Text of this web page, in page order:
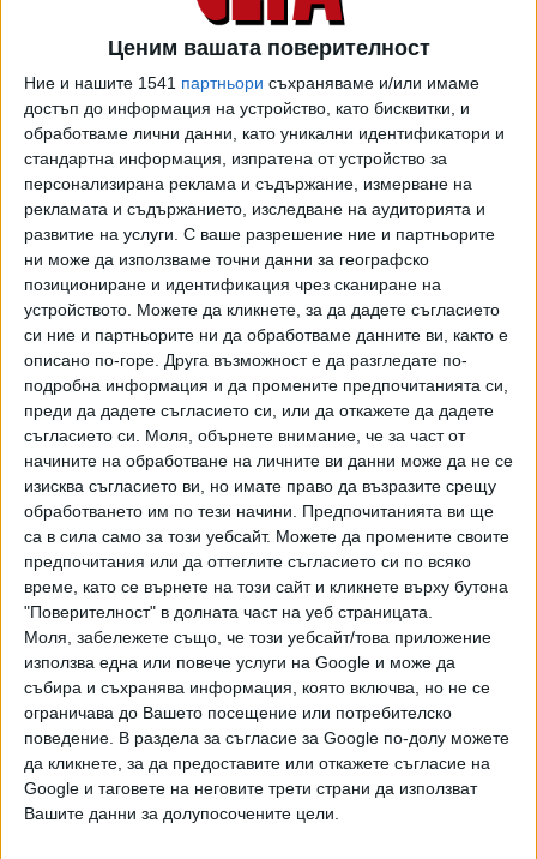
Ценим вашата поверителност
Ние и нашите 1541 партньори съхраняваме и/или имаме
достъп до информация на устройство, като бисквитки, и
обработваме лични данни, като уникални идентификатори и
стандартна информация, изпратена от устройство за
персонализирана реклама и съдържание, измерване на
рекламата и съдържанието, изследване на аудиторията и
развитие на услуги. С ваше разрешение ние и партньорите
ни може да използваме точни данни за географско
позициониране и идентификация чрез сканиране на
устройството. Можете да кликнете, за да дадете съгласието
си ние и партньорите ни да обработваме данните ви, както е
описано по-горе. Друга възможност е да разгледате по-
подробна информация и да промените предпочитанията си,
преди да дадете съгласието си, или да откажете да дадете
съгласието си.
Моля, обърнете внимание, че за част от
начините на обработване на личните ви данни може да не се
изисква съгласието ви, но имате право да възразите срещу
обработването им по тези начини. Предпочитанията ви ще
са в сила само за този уебсайт. Можете да промените своите
предпочитания или да оттеглите съгласието си по всяко
време, като се върнете на този сайт и кликнете върху бутона
"Поверителност" в долната част на уеб страницата.
Моля, забележете също, че този уебсайт/това приложение
използва една или повече услуги на Google и може да
събира и съхранява информация, която включва, но не се
ограничава до Вашето посещение или потребителско
поведение. В раздела за съгласие за Google по-долу можете
да кликнете, за да предоставите или откажете съгласие на
Google и таговете на неговите трети страни да използват
Вашите данни за долупосочените цели.
през която от 2013 г. в Испания са влезли 5 млн.
евро през две регистрирани в Барселона фирми - Numin
Invest SL и Emma BGS SL. Двете дружества са свързани
с бившата манекенка Борислава Йовчева.
Още през май 2019 г. обаче Елена Йончева, която сега е
евродепутат, сезира тогавашния главен прокурор Сотир
Цацаров по този казус. Прокуратурата не постигна
резултати по тази проверка, но след публикацията в "Ел
Периодико", се самосезира. Вече 2 месеца обаче няма
никаква информация какво се върши по тази проверка.
Барселонагейт зацикли между
прокуратурата и КПКОНПИ
2 месеца след като се
самосезира по скандала
"Барселонагейт" прокуратурата
още не е приключила
проверката.
Преписката, образувана след като прокуратурата се
сезира сама по испанската публикация, е в
Специализираната прокуратура. Електронният регистър
на преписките показва, че на 3 април спецпрокуратурата
е възложила проверката на друг орган. Не става ясно
обаче кой е той. Би могло да е антикорупционната
комисия КПКОНПИ, може да е НАП, или друга
институция.
По-старата проверка, тази по сигнала на Йончева, е във
Върховната касационната прокуратура. Според
електронното деловодство на държавното обвинение на